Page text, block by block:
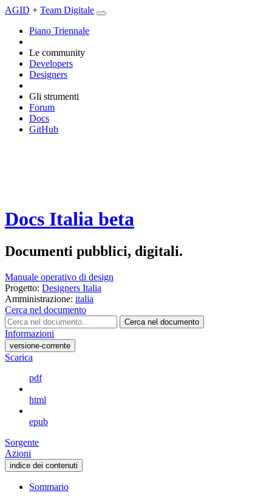
AGID + Team Digitale
Piano Triennale
Le community
Developers
Designers
Gli strumenti
Forum
Docs
GitHub
Docs Italia beta
Documenti pubblici, digitali.
Manuale operativo di design
Progetto: Designers Italia
Amministrazione: italia
Cerca nel documento
Cerca nel documento
Informazioni
versione-corrente
Scarica
pdf
html
epub
Sorgente
Azioni
indice dei contenuti
Sommario